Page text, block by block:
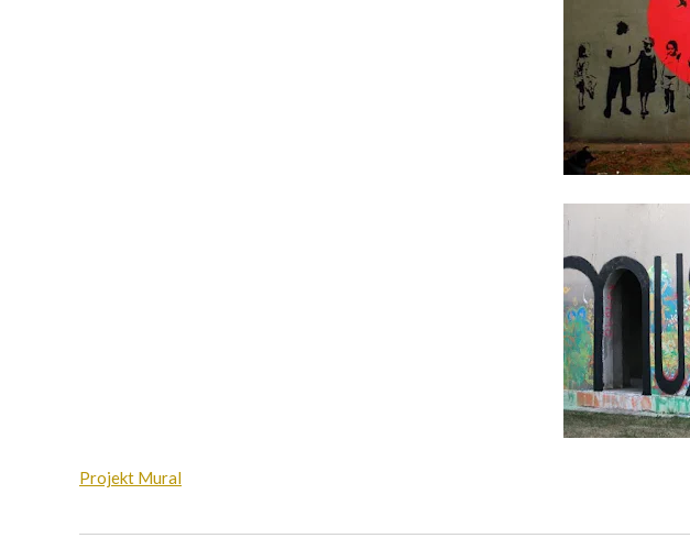
Projekt Mural